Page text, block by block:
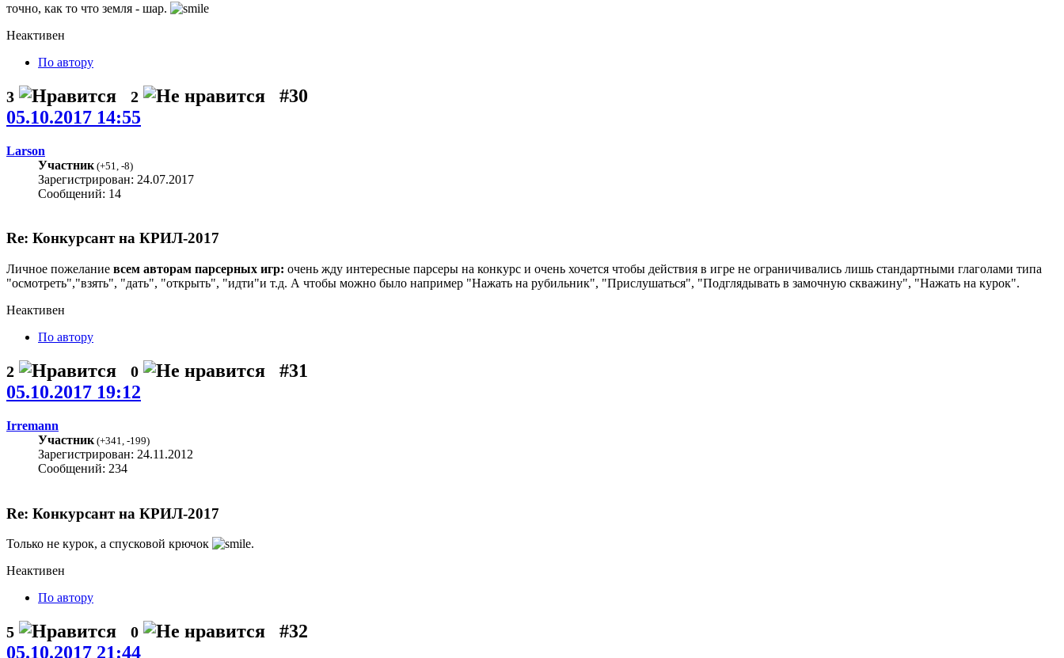
точно, как то что земля - шар.
Неактивен
По автору
3 2
#30
05.10.2017 14:55
Larson
Участник (+51 -8)
Зарегистрирован: 24.07.2017
Сообщений: 14
Re: Конкурсант на КРИЛ-2017
Личное пожелание всем авторам парсерных игр: очень жду интересные парсеры на конкурс и очень хочется чтобы действия в игре не ограничивались лишь стандартными глаголами типа
"осмотреть","взять", "дать", "открыть", "идти"и т.д. А чтобы можно было например "Нажать на рубильник", "Прислушаться", "Подглядывать в замочную скважину", "Нажать на курок".
Неактивен
По автору
2 0
#31
05.10.2017 19:12
Irremann
Участник (+341 -199)
Зарегистрирован: 24.11.2012
Сообщений: 234
Re: Конкурсант на КРИЛ-2017
Только не курок, а спусковой крючок
.
Неактивен
По автору
5 0
#32
05.10.2017 21:44